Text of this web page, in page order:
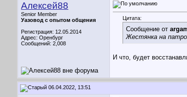
Алексей88
Senior Member
Уазовод с опытом общения
Регистрация: 12.05.2014
Адрес: Оренбург
Сообщений: 2,008
Цитата:
Сообщение от
Жестянка на
И что, будет
06.04.2022, 13:51